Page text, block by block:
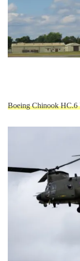
Boeing Chinook HC.6